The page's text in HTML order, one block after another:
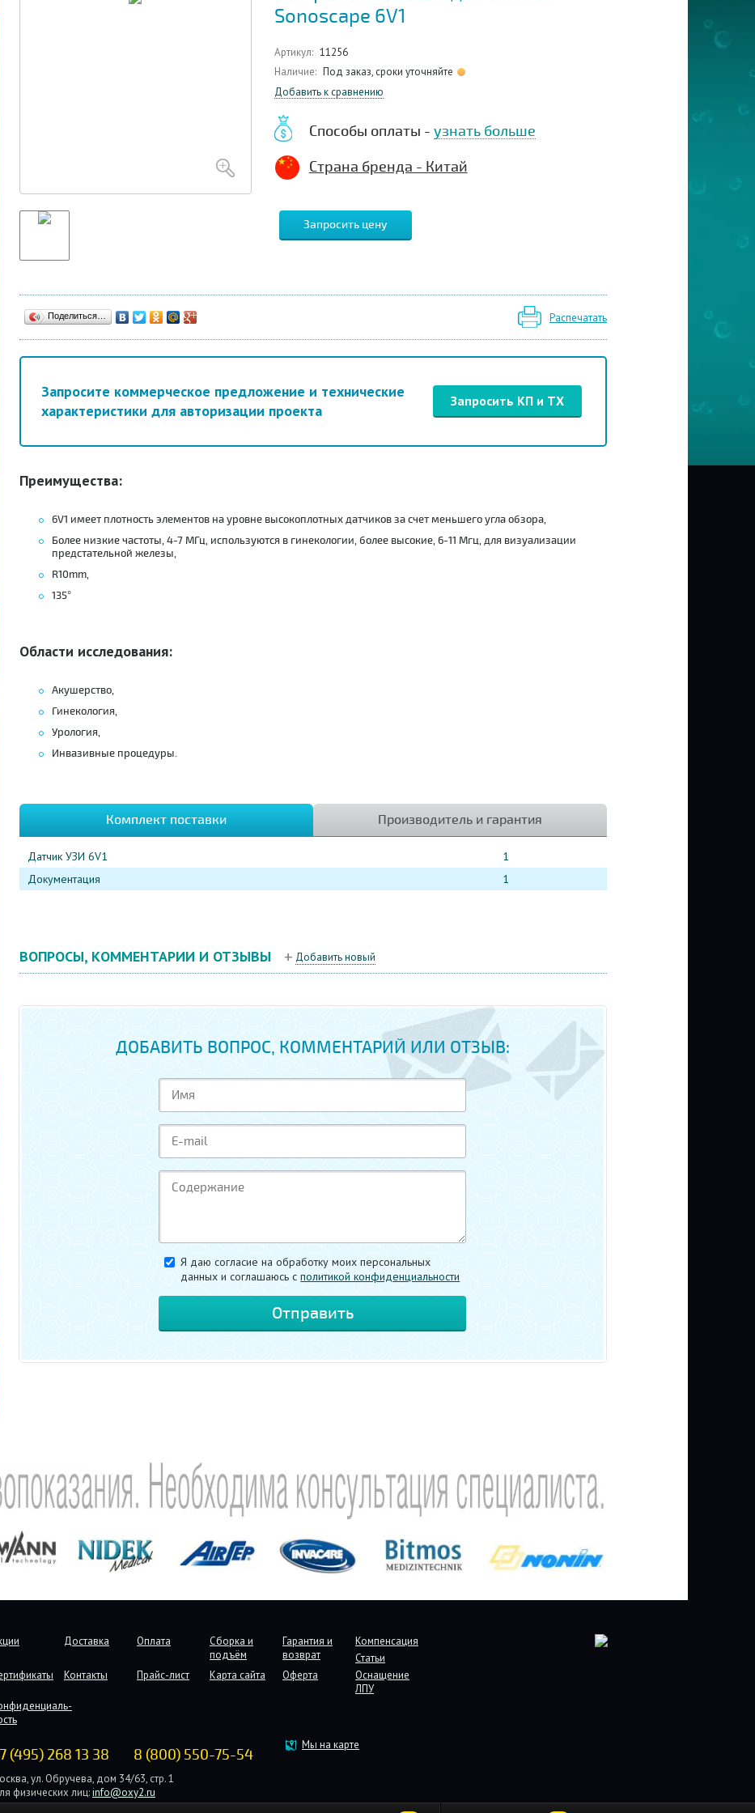
Sonoscape 6V1
Артикул: 11256
Наличие: Под заказ, сроки уточняйте
Добавить к сравнению
Способы оплаты - узнать больше
Страна бренда - Китай
Запросить цену
Поделиться… Распечатать
Запросите коммерческое предложение и технические
характеристики для авторизации проекта
Запросить КП и ТХ
Преимущества:
6V1 имеет плотность элементов на уровне высокоплотных датчиков за счет меньшего угла обзора,
Более низкие частоты, 4-7 МГц, используются в гинекологии, более высокие, 6-11 Мгц, для визуализации
предстательной железы,
R10mm,
135°
Области исследования:
Акушерство,
Гинекология,
Урология,
Инвазивные процедуры.
Комплект поставки Производитель и гарантия
Датчик УЗИ 6V1
1
Документация
1
ВОПРОСЫ, КОММЕНТАРИИ И ОТЗЫВЫ Добавить новый
ДОБАВИТЬ ВОПРОС, КОММЕНТАРИЙ ИЛИ ОТЗЫВ:
Я даю согласие на обработку моих персональных
данных и соглашаюсь cполитикой конфиденциальности
Доставка Оплата
Сборка и
подъём
Гарантия и
возврат
Компенсация
Статьи
Контакты Прайс-лист Карта сайта Оферта
Оснащение
ЛПУ
(495) 268 13 38 8 (800) 550-75-54
ул. Обручева, дом 34/63, стр. 1
физических лиц:info@oxy2.ru
юридических лиц:b2b@oxy2.ru
Мы на карте